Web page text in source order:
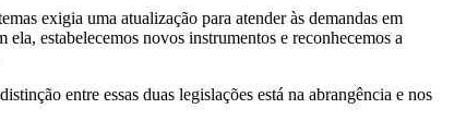
exigia uma atualização para atender às demandas em
estabelecemos novos instrumentos e reconhecemos a
entre essas duas legislações está na abrangência e nos